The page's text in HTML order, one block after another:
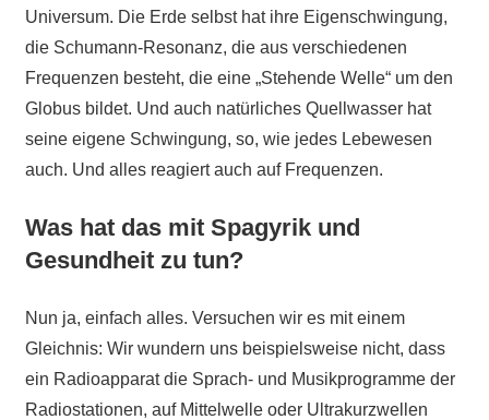
Universum. Die Erde selbst hat ihre Eigenschwingung,
die Schumann-Resonanz, die aus verschiedenen
Frequenzen besteht, die eine „Stehende Welle“ um den
Globus bildet. Und auch natürliches Quellwasser hat
seine eigene Schwingung, so, wie jedes Lebewesen
auch. Und alles reagiert auch auf Frequenzen.
Was hat das mit Spagyrik und
Gesundheit zu tun?
Nun ja, einfach alles. Versuchen wir es mit einem
Gleichnis: Wir wundern uns beispielsweise nicht, dass
ein Radioapparat die Sprach- und Musikprogramme der
Radiostationen, auf Mittelwelle oder Ultrakurzwellen